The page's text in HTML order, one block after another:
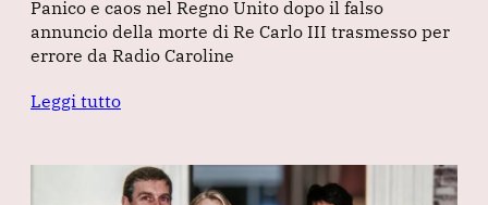
Panico e caos nel Regno Unito dopo il falso
annuncio della morte di Re Carlo III trasmesso per
errore da Radio Caroline
Leggi tutto